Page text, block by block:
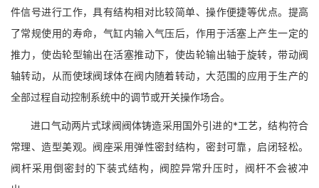
件信号进行工作，具有结构相对比较简单、操作便捷等优点。提高
了常规使用的寿命，气缸内输入气压后，作用于活塞上产生一定的
推力，使齿轮型输出在活塞推动下，使齿轮输出轴于旋转，带动阀
轴转动，从而使球阀球体在阀内随着转动，大范围的应用于生产的
全部过程自动控制系统中的调节或开关操作场合。
进口气动两片式球阀阀体铸造采用国外引进的*工艺，结构符合
常理、造型美观。阀座采用弹性密封结构，密封可靠，启闭轻松。
阀杆采用倒密封的下装式结构，阀腔异常升压时，阀杆不会被冲